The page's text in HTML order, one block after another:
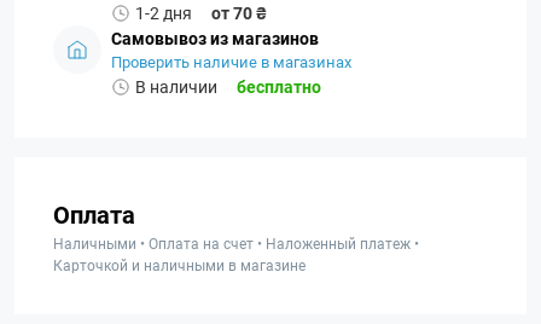
1-2 дня
от 70 ₴
Самовывоз из магазинов
Проверить наличие в магазинах
В наличии бесплатно
Оплата
Наличными • Оплата на счет • Наложенный платеж •
Карточкой и наличными в магазине